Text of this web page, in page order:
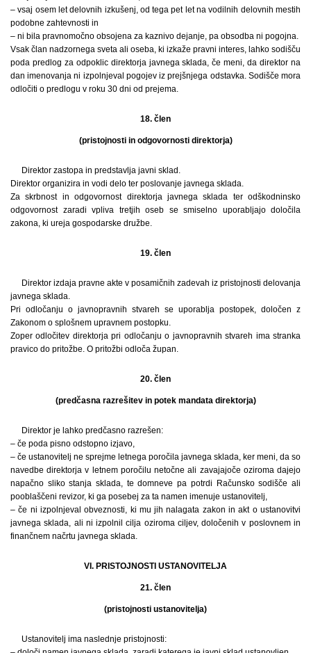
– vsaj osem let delovnih izkušenj, od tega pet let na vodilnih delovnih mestih
podobne zahtevnosti in
– ni bila pravnomočno obsojena za kaznivo dejanje, pa obsodba ni pogojna.
Vsak član nadzornega sveta ali oseba, ki izkaže pravni interes, lahko sodišču
poda predlog za odpoklic direktorja javnega sklada, če meni, da direktor na
dan imenovanja ni izpolnjeval pogojev iz prejšnjega odstavka. Sodišče mora
odločiti o predlogu v roku 30 dni od prejema.
18. člen
(pristojnosti in odgovornosti direktorja)
Direktor zastopa in predstavlja javni sklad.
Direktor organizira in vodi delo ter poslovanje javnega sklada.
Za skrbnost in odgovornost direktorja javnega sklada ter odškodninsko
odgovornost zaradi vpliva tretjih oseb se smiselno uporabljajo določila
zakona, ki ureja gospodarske družbe.
19. člen
Direktor izdaja pravne akte v posamičnih zadevah iz pristojnosti delovanja
javnega sklada.
Pri odločanju o javnopravnih stvareh se uporablja postopek, določen z
Zakonom o splošnem upravnem postopku.
Zoper odločitev direktorja pri odločanju o javnopravnih stvareh ima stranka
pravico do pritožbe. O pritožbi odloča župan.
20. člen
(predčasna razrešitev in potek mandata direktorja)
Direktor je lahko predčasno razrešen:
– če poda pisno odstopno izjavo,
– če ustanovitelj ne sprejme letnega poročila javnega sklada, ker meni, da so
navedbe direktorja v letnem poročilu netočne ali zavajajoče oziroma dajejo
napačno sliko stanja sklada, te domneve pa potrdi Računsko sodišče ali
pooblaščeni revizor, ki ga posebej za ta namen imenuje ustanovitelj,
– če ni izpolnjeval obveznosti, ki mu jih nalagata zakon in akt o ustanovitvi
javnega sklada, ali ni izpolnil cilja oziroma ciljev, določenih v poslovnem in
finančnem načrtu javnega sklada.
VI. PRISTOJNOSTI USTANOVITELJA
21. člen
(pristojnosti ustanovitelja)
Ustanovitelj ima naslednje pristojnosti: